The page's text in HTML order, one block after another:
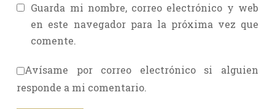
Guarda mi nombre, correo electrónico y web
en este navegador para la próxima vez que
comente.
Avísame por correo electrónico si alguien
responde a mi comentario.